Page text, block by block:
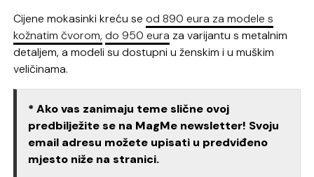
Cijene mokasinki kreću seod 890 eura za modele s
kožnatim čvorom, do 950 eura za varijantu s metalnim
detaljem, a modeli su dostupni u ženskim i u muškim
veličinama.
* Ako vas zanimaju teme slične ovoj
predbilježite se na MagMe newsletter! Svoju
email adresu možete upisati u predviđeno
mjesto niže na stranici.